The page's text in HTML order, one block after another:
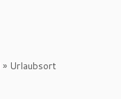
» Urlaubsort